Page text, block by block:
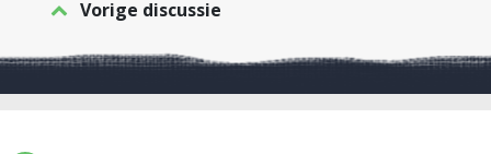
Vorige discussie